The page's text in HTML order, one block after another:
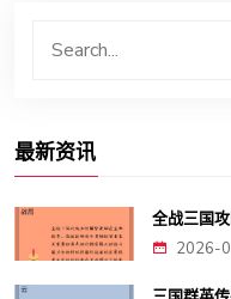
最新资讯
全战三国
2026-